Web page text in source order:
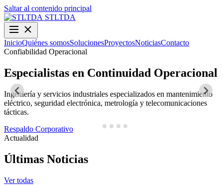
Saltar al contenido principal
STLTDA
InicioQuiénes somosSolucionesProyectosNoticiasContacto
Confiabilidad Operacional
Especialistas en Continuidad Operacional
Ingeniería y servicios industriales especializados en mantenimiento
eléctrico, seguridad electrónica, metrología y telecomunicaciones
tácticas.
Respaldo Corporativo
Actualidad
Últimas Noticias
Ver todas